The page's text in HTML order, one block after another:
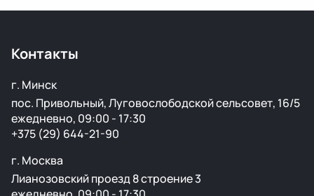
Контакты
г. Минск
пос. Привольный, Луговослободской сельсовет, 16/5
ежедневно, 09:00 - 17:30
+375 (29) 644-21-90
г. Москва
Лианозовский проезд 8 строение 3